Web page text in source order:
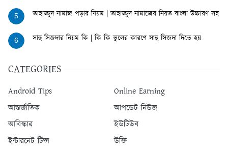
5 তাহাজ্জুদ নামাজ পড়ার নিয়ম | তাহাজ্জুদ নামাজের নিয়ত বাংলা উচ্চারণ সহ
6 সাহু সিজদার নিয়ম কি | কি কি ভুলের কারণে সাহু সিজদা দিতে হয়
CATEGORIES
Android Tips
Online Earning
আন্তর্জাতিক
আপডেট নিউজ
আবিস্কার
ইউটিউব
ইন্টারনেট টিপ্স
উক্তি